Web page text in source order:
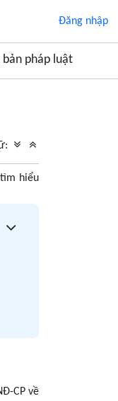
Đăng nhập
bản pháp luật
hiểu
CP về